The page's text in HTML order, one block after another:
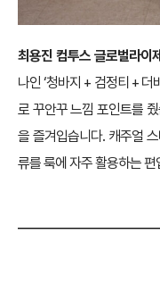
최용진 컴투스 글로벌라이
나인 ‘청바지 + 검정티 +
로 꾸안꾸 느낌 포인트를
을 즐겨입습니다. 캐주얼
류를 룩에 자주 활용하는 편